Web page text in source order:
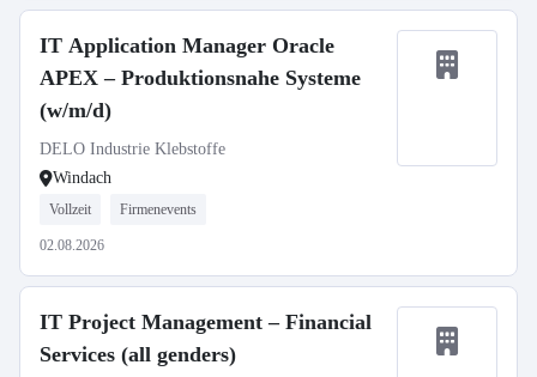
IT Application Manager Oracle
APEX – Produktionsnahe Systeme
(w/m/d)
DELO Industrie Klebstoffe
Windach
Vollzeit Firmenevents
02.08.2026
IT Project Management – Financial
Services (all genders)